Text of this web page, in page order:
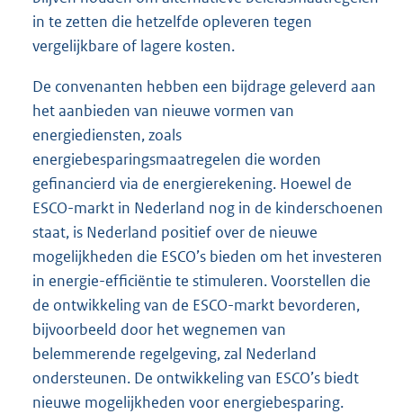
in te zetten die hetzelfde opleveren tegen
vergelijkbare of lagere kosten.
De convenanten hebben een bijdrage geleverd aan
het aanbieden van nieuwe vormen van
energiediensten, zoals
energiebesparingsmaatregelen die worden
gefinancierd via de energierekening. Hoewel de
ESCO-markt in Nederland nog in de kinderschoenen
staat, is Nederland positief over de nieuwe
mogelijkheden die ESCO’s bieden om het investeren
in energie-efficiëntie te stimuleren. Voorstellen die
de ontwikkeling van de ESCO-markt bevorderen,
bijvoorbeeld door het wegnemen van
belemmerende regelgeving, zal Nederland
ondersteunen. De ontwikkeling van ESCO’s biedt
nieuwe mogelijkheden voor energiebesparing.